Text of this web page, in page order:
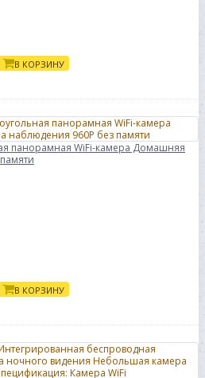
В КОРЗИНУ
панорамная WiFi-камера Домашняя
В КОРЗИНУ